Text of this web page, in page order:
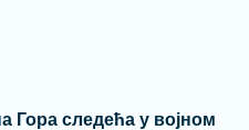
Гора следећа у војном